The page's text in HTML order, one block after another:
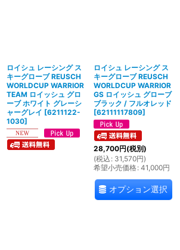
ロイシュ レーシング ス
キーグローブ REUSCH
WORLDCUP WARRIOR
TEAM ロイッシュ グロ
ーブ ホワイト グレーシ
ャーグレイ [6211122-
1030]
ロイシュ レーシング ス
キーグローブ REUSCH
WORLDCUP WARRIOR
GS ロイッシュ グローブ
ブラック / フルオレッド
[62111117809]
28,700円(税別)
(税込 : 31,570円)
希望小売価格: 41,000円
オプション選択